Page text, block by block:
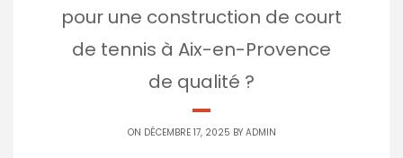
pour une construction de court
de tennis à Aix-en-Provence
de qualité ?
ON DÉCEMBRE 17, 2025 BY ADMIN